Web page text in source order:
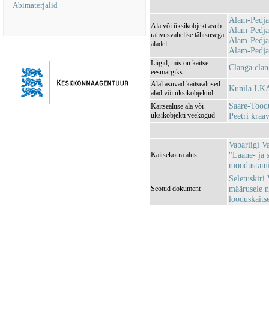
Abimaterjalid
Ala või üksikobjekt asub
rahvusvahelise tähtsusega
aladel
Alam-
Alam-
Alam-
Alam-
Liigid, mis on kaitse
eesmärgiks
Clanga
Alal asuvad kaitsealused
alad või üksikobjektid
Kunila
Kaitsealuse ala või
üksikobjekti veekogud
Saare-
Peetri
Kaitsekorra alus
Vabariigi
"Laane- ja
Seotud dokument
Seletuskiri
määrusele